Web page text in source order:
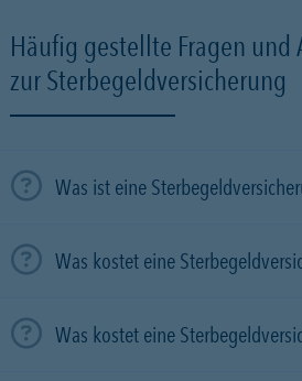
Häufig gestellte Fragen und
zur Sterbegeldversicherung
Was ist eine
Was kostet eine
Was kostet eine